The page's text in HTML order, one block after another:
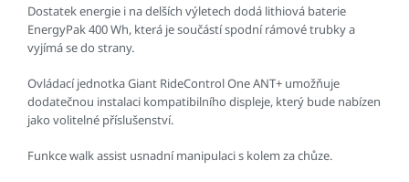
Dostatek energie i na delších výletech dodá lithiová baterie
EnergyPak 400 Wh, která je součástí spodní rámové trubky a
vyjímá se do strany.
Ovládací jednotka Giant RideControl One ANT+ umožňuje
dodatečnou instalaci kompatibilního displeje, který bude nabízen
jako volitelné příslušenství.
Funkce walk assist usnadní manipulaci s kolem za chůze.